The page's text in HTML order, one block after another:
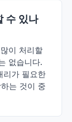
수 있나
이 처리할
없습니다.
리가 필요한
는 것이 중